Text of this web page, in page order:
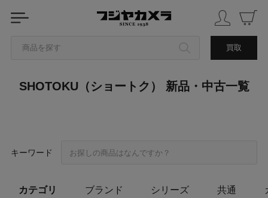
商品を探す 買取
カテゴリから探す
中古品を探す
SHOTOKU（ショートク） 新品・中古一覧
キーワード
カテゴリ ブランド シリーズ 共通